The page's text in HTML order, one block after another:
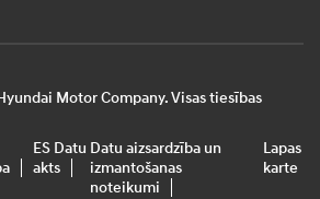
Motor Company. Visas tiesības
ES Datu
akts
Datu aizsardzība un
izmantošanas
noteikumi
Lapas
karte